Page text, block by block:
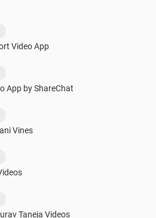
Video App
App by ShareChat
Vines
Taneja Videos